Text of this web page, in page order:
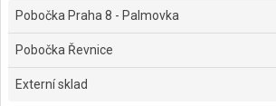
Pobočka Praha 8 - Palmovka
Pobočka Řevnice
Externí sklad